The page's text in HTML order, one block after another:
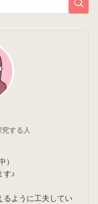
する人
）
す♪
るように工夫してい